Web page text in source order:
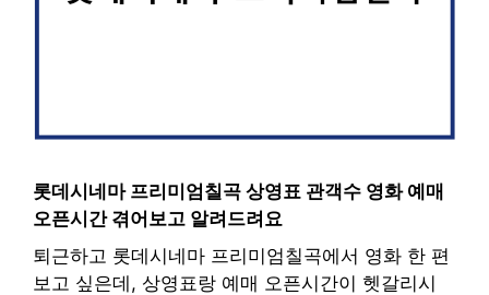
롯데시네마 프리미엄칠곡 상영표 관객수 영화 예매
오픈시간 겪어보고 알려드려요
퇴근하고 롯데시네마 프리미엄칠곡에서 영화 한 편
보고 싶은데, 상영표랑 예매 오픈시간이 헷갈리시